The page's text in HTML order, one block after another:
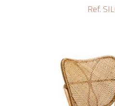
Ref.